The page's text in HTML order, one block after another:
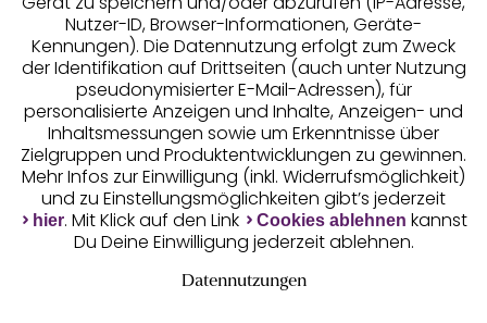
Geprüfte Sicherheit
Unsere Apps
Nutzer-ID, Browser-Informationen, Geräte-
Kennungen). Die Datennutzung erfolgt zum Zweck
der Identifikation auf Drittseiten (auch unter Nutzung
pseudonymisierter E-Mail-Adressen), für
personalisierte Anzeigen und Inhalte, Anzeigen- und
Inhaltsmessungen sowie um Erkenntnisse über
Zielgruppen und Produktentwicklungen zu gewinnen.
Mehr Infos zur Einwilligung (inkl. Widerrufsmöglichkeit)
und zu Einstellungsmöglichkeiten gibt’s jederzeit
hier. Mit Klick auf den Link Cookies ablehnen kannst
Du Deine Einwilligung jederzeit ablehnen.
Datennutzungen